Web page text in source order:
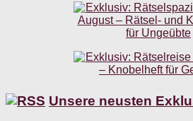
Unsere neusten